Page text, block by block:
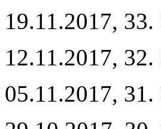
19.11.2017, 33.
12.11.2017, 32.
05.11.2017, 31.